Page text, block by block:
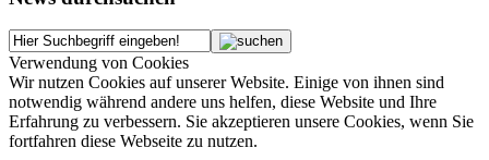
Verwendung von Cookies
Wir nutzen Cookies auf unserer Website. Einige von ihnen sind
notwendig während andere uns helfen, diese Website und Ihre
Erfahrung zu verbessern. Sie akzeptieren unsere Cookies, wenn Sie
fortfahren diese Webseite zu nutzen.